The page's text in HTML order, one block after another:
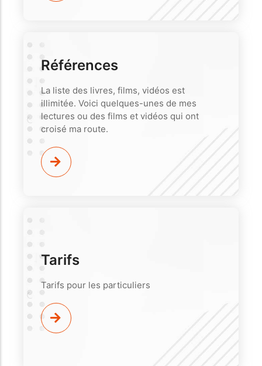
Références
La liste des livres, films, vidéos est
illimitée. Voici quelques-unes de mes
lectures ou des films et vidéos qui ont
croisé ma route.
Tarifs
Tarifs pour les particuliers